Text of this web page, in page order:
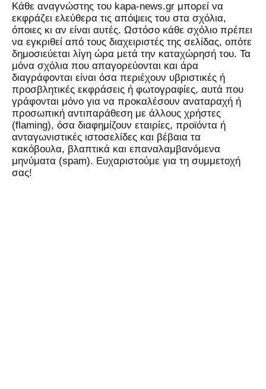
Kάθε αναγνώστης του kapa-news.gr μπορεί να
εκφράζει ελεύθερα τις απόψεις του στα σχόλια,
όποιες κι αν είναι αυτές. Ωστόσο κάθε σχόλιο πρέπει
να εγκριθεί από τους διαχειριστές της σελίδας, οπότε
δημοσιεύεται λίγη ώρα μετά την καταχώρησή του. Τα
μόνα σχόλια που απαγορεύονται και άρα
διαγράφονται είναι όσα περιέχουν υβριστικές ή
προσβλητικές εκφράσεις ή φωτογραφίες, αυτά που
γράφονται μόνο για να προκαλέσουν αναταραχή ή
προσωπική αντιπαράθεση με άλλους χρήστες
(flaming), όσα διαφημίζουν εταιρίες, προϊόντα ή
ανταγωνιστικές ιστοσελίδες και βέβαια τα
κακόβουλα, βλαπτικά και επαναλαμβανόμενα
μηνύματα (spam). Ευχαριστούμε για τη συμμετοχή
σας!